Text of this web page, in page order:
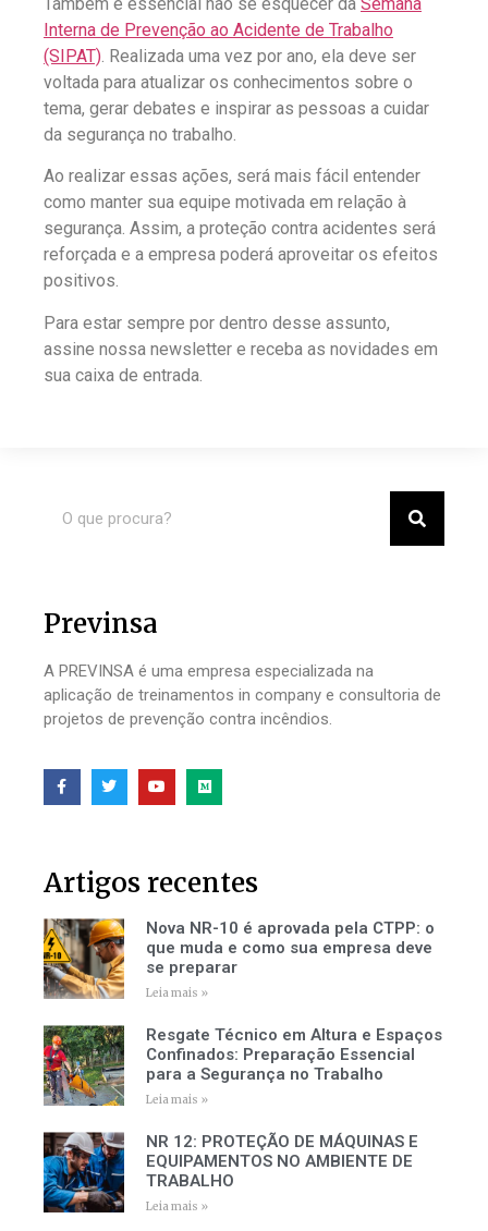
Interna de Prevenção ao Acidente de Trabalho
(SIPAT). Realizada uma vez por ano, ela deve ser
voltada para atualizar os conhecimentos sobre o
tema, gerar debates e inspirar as pessoas a cuidar
da segurança no trabalho.
Ao realizar essas ações, será mais fácil entender
como manter sua equipe motivada em relação à
segurança. Assim, a proteção contra acidentes será
reforçada e a empresa poderá aproveitar os efeitos
positivos.
Para estar sempre por dentro desse assunto,
assine nossa newsletter e receba as novidades em
sua caixa de entrada.
Previnsa
A PREVINSA é uma empresa especializada na
aplicação de treinamentos in company e consultoria de
projetos de prevenção contra incêndios.
Artigos recentes
Nova NR-10 é aprovada pela CTPP: o
que muda e como sua empresa deve
se preparar
Leia mais »
Resgate Técnico em Altura e Espaços
Confinados: Preparação Essencial
para a Segurança no Trabalho
Leia mais »
NR 12: PROTEÇÃO DE MÁQUINAS E
EQUIPAMENTOS NO AMBIENTE DE
TRABALHO
Leia mais »